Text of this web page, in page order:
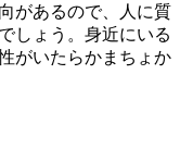
があるので、人に質
しょう。身近にいる
がいたらかまちょか